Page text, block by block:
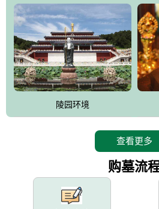
陵园环境
查看更多
购墓流